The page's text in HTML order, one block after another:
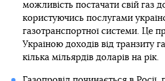
можливість постачати свій газ
користуючись послугами
газотранспортної системи. Це
Україною доходів від транзиту
кілька мільярдів доларів на рік.